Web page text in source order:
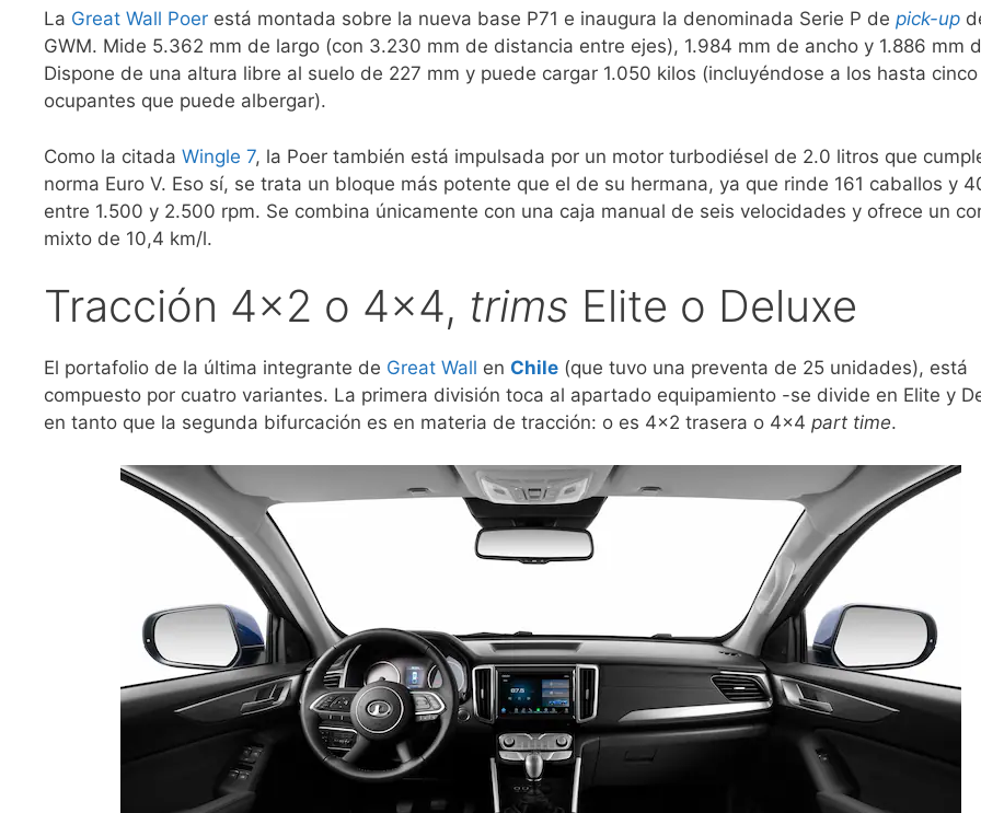
La Great Wall Poer está montada sobre la nueva base P71 e inaugura la denominada Serie P de pick-up
GWM. Mide 5.362 mm de largo (con 3.230 mm de distancia entre ejes), 1.984 mm de ancho y 1.886 mm
Dispone de una altura libre al suelo de 227 mm y puede cargar 1.050 kilos (incluyéndose a los hasta cinco
ocupantes que puede albergar).
Como la citada Wingle 7, la Poer también está impulsada por un motor turbodiésel de 2.0 litros que
norma Euro V. Eso sí, se trata un bloque más potente que el de su hermana, ya que rinde 161 caballos y
entre 1.500 y 2.500 rpm. Se combina únicamente con una caja manual de seis velocidades y ofrece un
mixto de 10,4 km/l.
Tracción 4×2 o 4×4, trims Elite o Deluxe
El portafolio de la última integrante de Great Wall en Chile (que tuvo una preventa de 25 unidades), está
compuesto por cuatro variantes. La primera división toca al apartado equipamiento -se divide en Elite y
en tanto que la segunda bifurcación es en materia de tracción: o es 4×2 trasera o 4×4 part time.